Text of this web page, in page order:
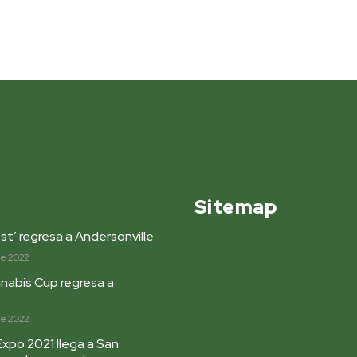
regresa a Andersonville
2022
Cup regresa a
2022
2021 llega a San
Sitemap